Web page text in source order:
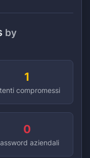
by
1
compromessi
0
aziendali